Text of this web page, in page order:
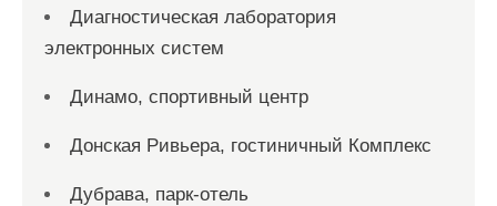
Диагностическая лаборатория
электронных систем
Динамо, спортивный центр
Донская Ривьера, гостиничный Комплекс
Дубрава, парк-отель